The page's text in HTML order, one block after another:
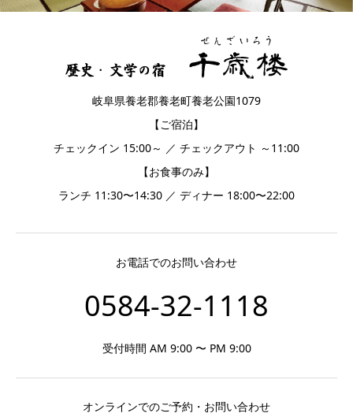
岐阜県養老郡養老町養老公園1079
【ご宿泊】
チェックイン 15:00～ ／ チェックアウト ～11:00
【お食事のみ】
ランチ 11:30〜14:30 ／ ディナー 18:00〜22:00
お電話でのお問い合わせ
0584-32-1118
受付時間 AM 9:00 〜 PM 9:00
オンラインでのご予約・お問い合わせ